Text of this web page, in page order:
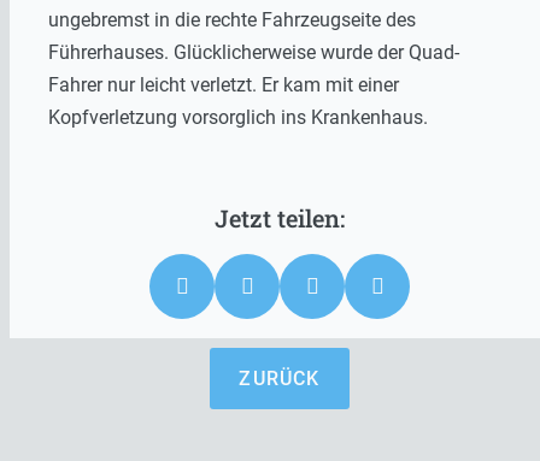
ungebremst in die rechte Fahrzeugseite des
Führerhauses. Glücklicherweise wurde der Quad-
Fahrer nur leicht verletzt. Er kam mit einer
Kopfverletzung vorsorglich ins Krankenhaus.
ZURÜCK